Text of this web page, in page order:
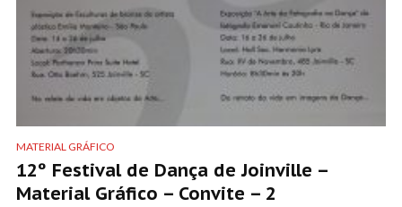
MATERIAL GRÁFICO
12º Festival de Dança de Joinville –
Material Gráfico – Convite – 2